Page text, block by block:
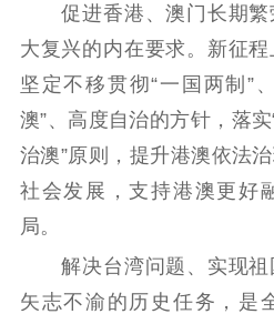
促进香港、澳门长期繁
大复兴的内在要求。新征程
坚定不移贯彻“一国两制”
澳”、高度自治的方针，落
治澳”原则，提升港澳依法
社会发展，支持港澳更好
局。
解决台湾问题、实现祖
矢志不渝的历史任务，是